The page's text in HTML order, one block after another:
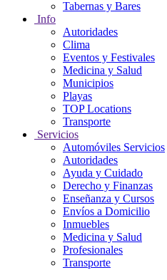
Tabernas y Bares
Info
Autoridades
Clima
Eventos y Festivales
Medicina y Salud
Municipios
Playas
TOP Locations
Transporte
Servicios
Automóviles Servicios
Autoridades
Ayuda y Cuidado
Derecho y Finanzas
Enseñanza y Cursos
Envíos a Domicilio
Inmuebles
Medicina y Salud
Profesionales
Transporte